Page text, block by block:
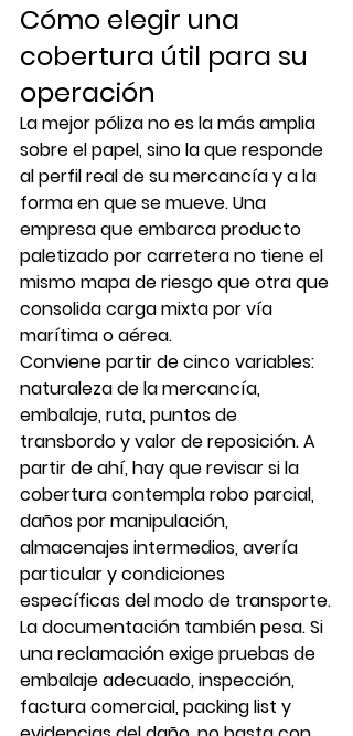
Cómo elegir una
cobertura útil para su
operación
La mejor póliza no es la más amplia
sobre el papel, sino la que responde
al perfil real de su mercancía y a la
forma en que se mueve. Una
empresa que embarca producto
paletizado por carretera no tiene el
mismo mapa de riesgo que otra que
consolida carga mixta por vía
marítima o aérea.
Conviene partir de cinco variables:
naturaleza de la mercancía,
embalaje, ruta, puntos de
transbordo y valor de reposición. A
partir de ahí, hay que revisar si la
cobertura contempla robo parcial,
daños por manipulación,
almacenajes intermedios, avería
particular y condiciones
específicas del modo de transporte.
La documentación también pesa. Si
una reclamación exige pruebas de
embalaje adecuado, inspección,
factura comercial, packing list y